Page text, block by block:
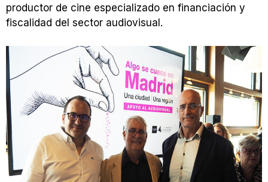
productor de cine especializado en financiación y
fiscalidad del sector audiovisual.